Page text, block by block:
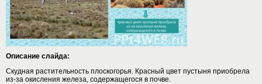
Описание слайда:
Скудная растительность плоскогорья. Красный цвет пустыня приобрела
из-за окисления железа, содержащегося в почве.